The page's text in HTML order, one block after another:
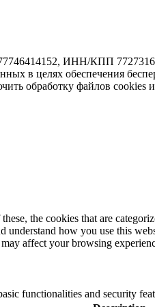
ИНН/КПП
в целях обеспечения
обработку файлов cookies
the cookies that are
how you use this
affect your browsing
functionalities and security